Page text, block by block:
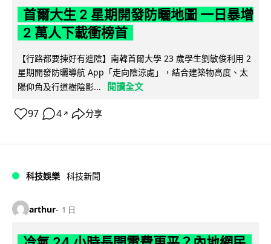
首爾大生 2 星期開發防曬地圖 一日暴增
2 萬人下載衝榜首
【行路都要揀好有遮陰】南韓首爾大學 23 歲學生劉敏俊利用 2
星期開發防曬導航 App「走向陰涼處」，結合建築物高度、太
陽仰角及行道樹陰影...
閱讀全文
97 4 ↗ 分享
科技娛樂 科技新聞
arthur 1 日